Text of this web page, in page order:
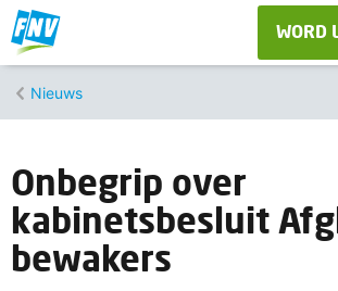
WORD
Nieuws
Onbegrip over
kabinetsbesluit
bewakers